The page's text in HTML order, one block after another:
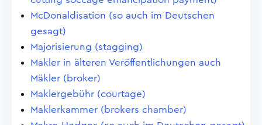
McDonaldisation (so auch im Deutschen
gesagt)
Majorisierung (stagging)
Makler in älteren Veröffentlichungen auch
Mäkler (broker)
Maklergebühr (courtage)
Maklerkammer (brokers chamber)